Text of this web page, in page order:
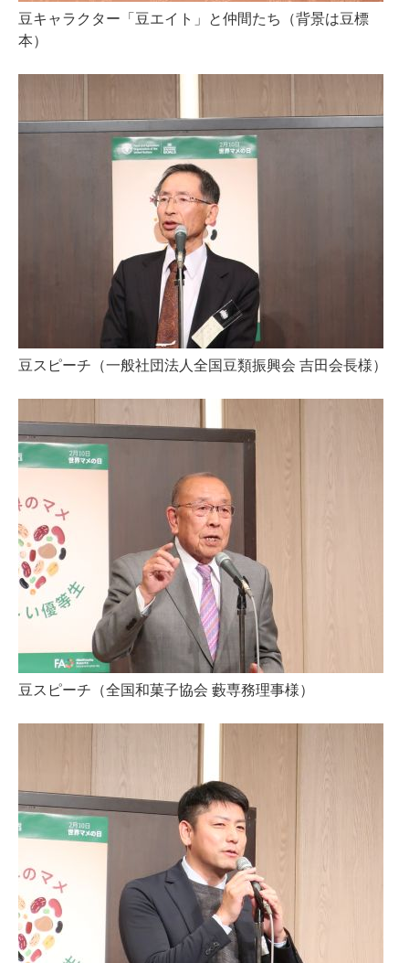
豆キャラクター「豆エイト」と仲間たち（背景は豆標
本）
豆スピーチ（一般社団法人全国豆類振興会 吉田会長様）
豆スピーチ（全国和菓子協会 藪専務理事様）